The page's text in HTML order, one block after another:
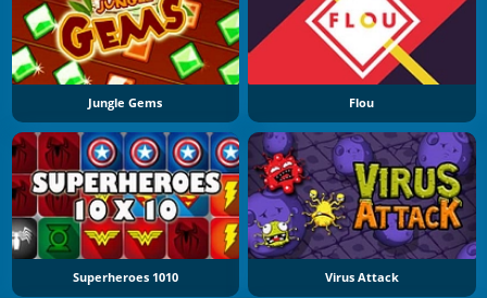
Jungle Gems Flou
Superheroes 1010 Virus Attack